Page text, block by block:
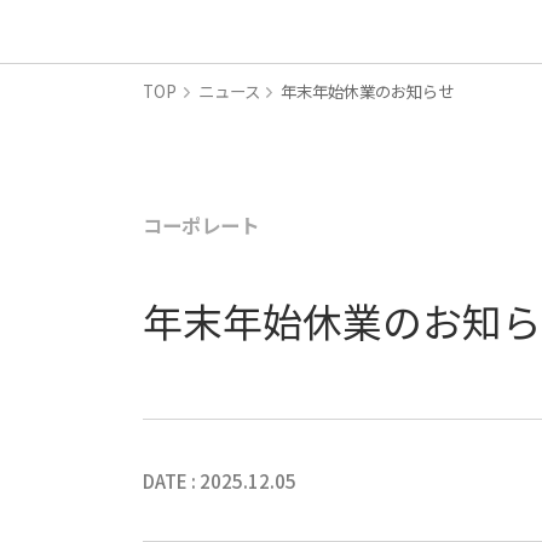
TOP ニュース 年末年始休業のお知らせ
コーポレート
年末年始休業のお知
DATE : 2025.12.05